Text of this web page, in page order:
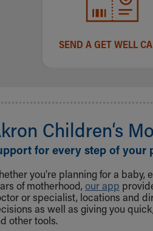
SEND A GET WELL
Children‘s
for every step of your
you're planning for a baby,
of motherhood, our app
or specialist, locations and
as well as giving you
other tools.